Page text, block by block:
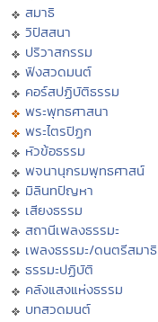
สมาธิ
วิปัสสนา
ปริวาสกรรม
ฟังสวดมนต์
คอร์สปฏิบัติธรรม
พระพุทธศาสนา
พระไตรปิฏก
หัวข้อธรรม
พจนานุกรมพุทธศาสน์
มิลินทปัญหา
เสียงธรรม
สถานีเพลงธรรมะ
เพลงธรรมะ/ดนตรีสมาธิ
ธรรมะปฏิบัติ
คลังแสงแห่งธรรม
บทสวดมนต์